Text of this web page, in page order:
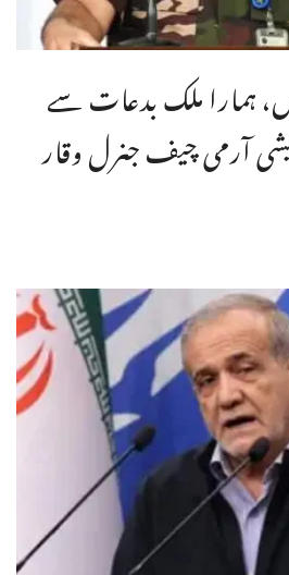
ہمارا ملک بدعات سے
آرمی چیف جنرل وقار